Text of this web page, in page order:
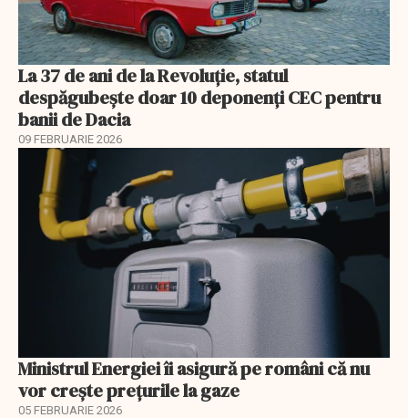
La 37 de ani de la Revoluție, statul
despăgubește doar 10 deponenți CEC pentru
banii de Dacia
09 FEBRUARIE 2026
Ministrul Energiei îi asigură pe români că nu
vor creşte preţurile la gaze
05 FEBRUARIE 2026